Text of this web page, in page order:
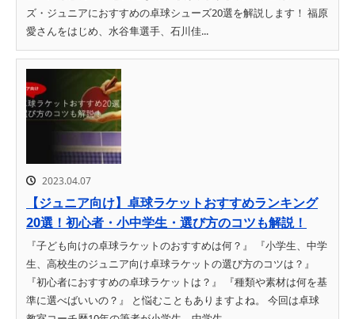
ズ・ジュニアにおすすめの卓球シューズ20選を解説します！ 福原
愛さんをはじめ、水谷隼選手、石川佳...
2023.04.07
【ジュニア向け】卓球ラケットおすすめランキング
20選！初心者・小中学生・選び方のコツも解説！
『子ども向けの卓球ラケットのおすすめは何？』 『小学生、中学
生、高校生のジュニア向け卓球ラケットの選び方のコツは？』
『初心者におすすめの卓球ラケットは？』 『種類や素材は何を基
準に選べばいいの？』 と悩むこともありますよね。 今回は卓球